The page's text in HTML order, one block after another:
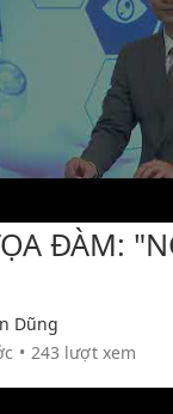
ĐÀM:
Dũng
243 lượt xem